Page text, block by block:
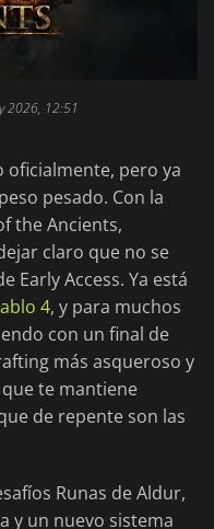
2026, 12:51
oficialmente, pero ya
pesado. Con la
the Ancients,
claro que no se
Early Access. Ya está
4, y para muchos
con un final de
más asqueroso y
te mantiene
de repente son las
Runas de Aldur,
y un nuevo sistema